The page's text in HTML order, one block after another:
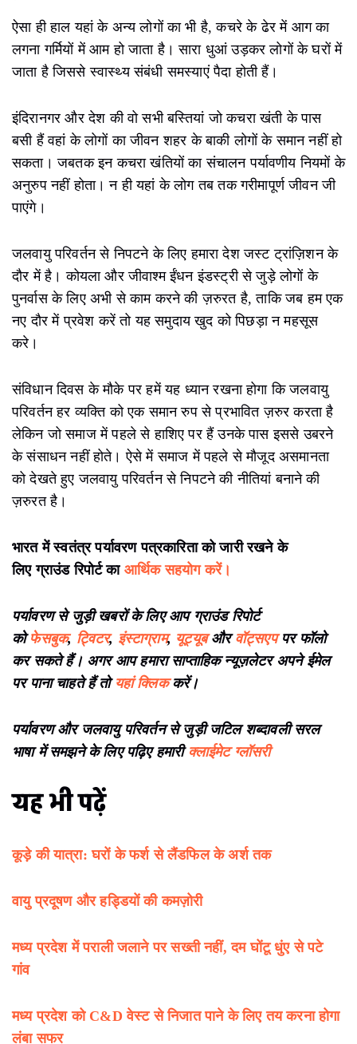
ऐसा ही हाल यहां के अन्य लोगों का भी है, कचरे के ढेर में आग का
लगना गर्मियों में आम हो जाता है। सारा धुआं उड़कर लोगों के घरों में
जाता है जिससे स्वास्थ्य संबंधी समस्याएं पैदा होती हैं।
इंदिरानगर और देश की वो सभी बस्तियां जो कचरा खंती के पास
बसी हैं वहां के लोगों का जीवन शहर के बाकी लोगों के समान नहीं हो
सकता। जबतक इन कचरा खंतियों का संचालन पर्यावणीय नियमों के
अनुरुप नहीं होता। न ही यहां के लोग तब तक गरीमापूर्ण जीवन जी
पाएंगे।
जलवायु परिवर्तन से निपटने के लिए हमारा देश जस्ट ट्रांज़िशन के
दौर में है। कोयला और जीवाश्म ईंधन इंडस्ट्री से जुड़े लोगों के
पुनर्वास के लिए अभी से काम करने की ज़रुरत है, ताकि जब हम एक
नए दौर में प्रवेश करें तो यह समुदाय खुद को पिछड़ा न महसूस
करे।
संविधान दिवस के मौके पर हमें यह ध्यान रखना होगा कि जलवायु
परिवर्तन हर व्यक्ति को एक समान रुप से प्रभावित ज़रुर करता है
लेकिन जो समाज में पहले से हाशिए पर हैं उनके पास इससे उबरने
के संसाधन नहीं होते। ऐसे में समाज में पहले से मौजूद असमानता
को देखते हुए जलवायु परिवर्तन से निपटने की नीतियां बनाने की
ज़रुरत है।
भारत में स्वतंत्र पर्यावरण पत्रकारिता को जारी रखने के
लिए ग्राउंड रिपोर्ट का आर्थिक सहयोग करें।
पर्यावरण से जुड़ी खबरों के लिए आप ग्राउंड रिपोर्ट
कोफेसबुक, ट्विटर, इंस्टाग्राम, यूट्यूबऔरवॉट्सएपपर फॉलो
कर सकते हैं। अगर आप हमारा साप्ताहिक न्यूज़लेटर अपने ईमेल
पर पाना चाहते हैं तो यहां क्लिककरें।
पर्यावरण और जलवायु परिवर्तन से जुड़ी जटिल शब्दावली सरल
भाषा में समझने के लिए पढ़िए हमारी क्लाईमेट ग्लॉसरी
यह भी पढ़ें
कूड़े की यात्रा: घरों के फर्श से लैंडफिल के अर्श तक
वायु प्रदूषण और हड्डियों की कमज़ोरी
मध्य प्रदेश में पराली जलाने पर सख्ती नहीं, दम घोंटू धुंए से पटे
गांव
मध्‍य प्रदेश को C&D वेस्‍ट से निजात पाने के लिए तय करना होगा
लंबा सफर